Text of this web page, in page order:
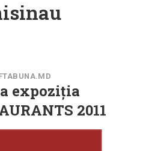
expoziția
2011